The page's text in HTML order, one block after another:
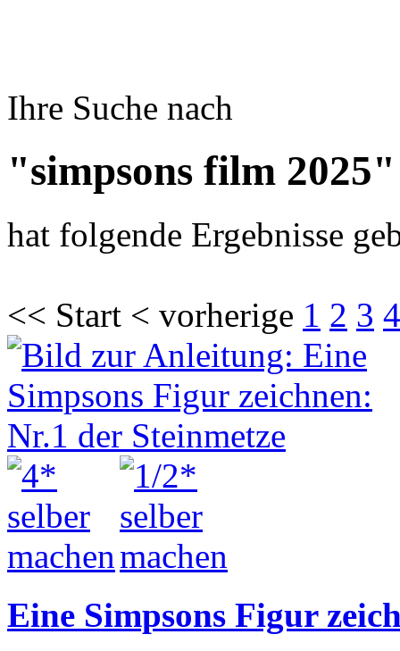
Ihre Suche nach
"simpsons film
hat folgende Ergebnisse
<< Start < vorherige 1 2 3 4
Eine Simpsons Figur